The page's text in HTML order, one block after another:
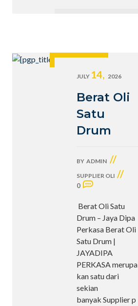
JULY 14, 2026
Berat Oli
Satu
Drum
BY ADMIN //
SUPPLIER OLI //
0
Berat Oli Satu
Drum – Jaya Dipa
Perkasa Berat Oli
Satu Drum |
JAYADIPA
PERKASA merupa
kan satu dari
sekian
banyak Supplier p